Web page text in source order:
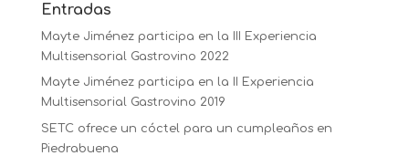
Entradas
Mayte Jiménez participa en la III Experiencia
Multisensorial Gastrovino 2022
Mayte Jiménez participa en la II Experiencia
Multisensorial Gastrovino 2019
SETC ofrece un cóctel para un cumpleaños en
Piedrabuena